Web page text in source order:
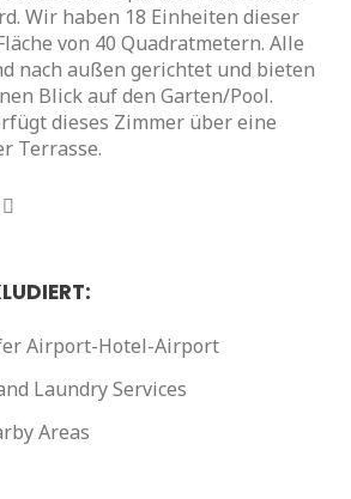
Wir haben 18 Einheiten dieser
von 40 Quadratmetern. Alle
nach außen gerichtet und bieten
Blick auf den Garten/Pool.
dieses Zimmer über eine
Terrasse.
Airport-Hotel-Airport
Laundry Services
Areas